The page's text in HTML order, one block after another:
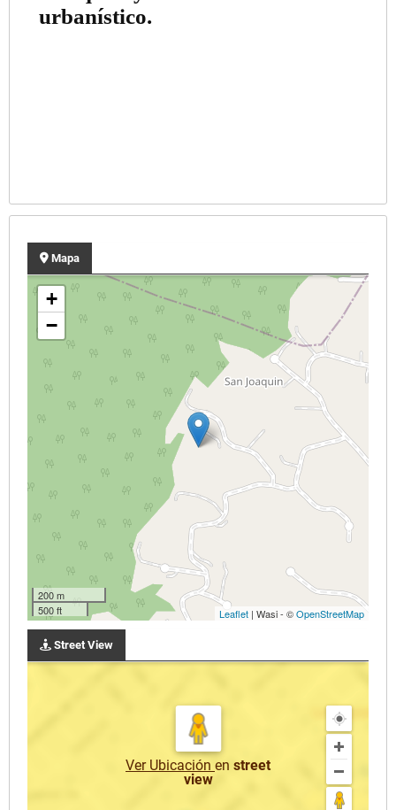
urbanístico.
Mapa
+
−
200 m
500 ft
Leaflet | Wasi - ©OpenStreetMap
Street View
Ver Ubicación en street
view